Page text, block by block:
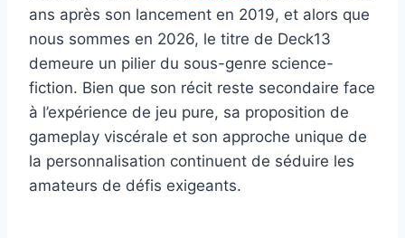
ans après son lancement en 2019, et alors que
nous sommes en 2026, le titre de Deck13
demeure un pilier du sous-genre science-
fiction. Bien que son récit reste secondaire face
à l’expérience de jeu pure, sa proposition de
gameplay viscérale et son approche unique de
la personnalisation continuent de séduire les
amateurs de défis exigeants.